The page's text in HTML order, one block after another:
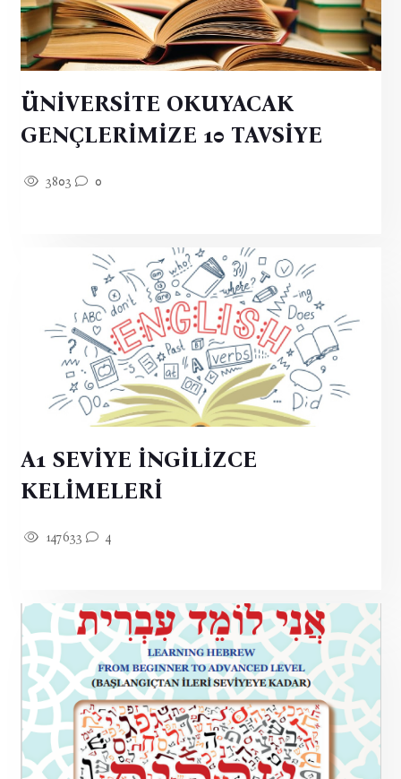
ÜNİVERSİTE OKUYACAK
GENÇLERİMİZE 10 TAVSİYE
3803 0
A1 SEVİYE İNGİLİZCE
KELİMELERİ
147633 4